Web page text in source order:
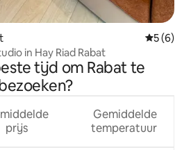
5 (6)
in Hay Riad Rabat
tijd om Rabat te
prijs
Gemiddelde
temperatuur